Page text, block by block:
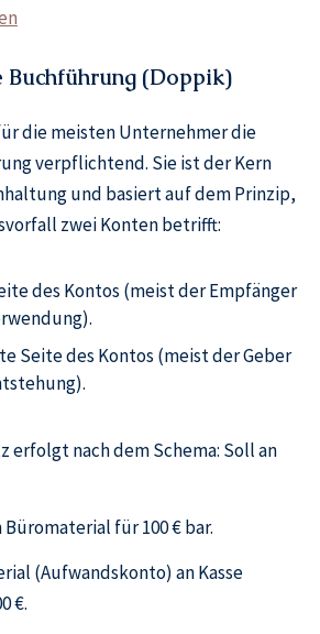
Buchführung (Doppik)
die meisten Unternehmer die
verpflichtend. Sie ist der Kern
und basiert auf dem Prinzip,
zwei Konten betrifft:
des Kontos (meist der Empfänger
Seite des Kontos (meist der Geber
erfolgt nach dem Schema: Soll an
für 100 € bar.
(Aufwandskonto) an Kasse
€.